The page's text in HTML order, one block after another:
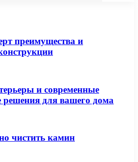
преимущества и
и современные
решения для вашего дома
чистить камин